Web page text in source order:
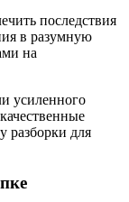
последствия
в разумную
на
усиленного
разборки для